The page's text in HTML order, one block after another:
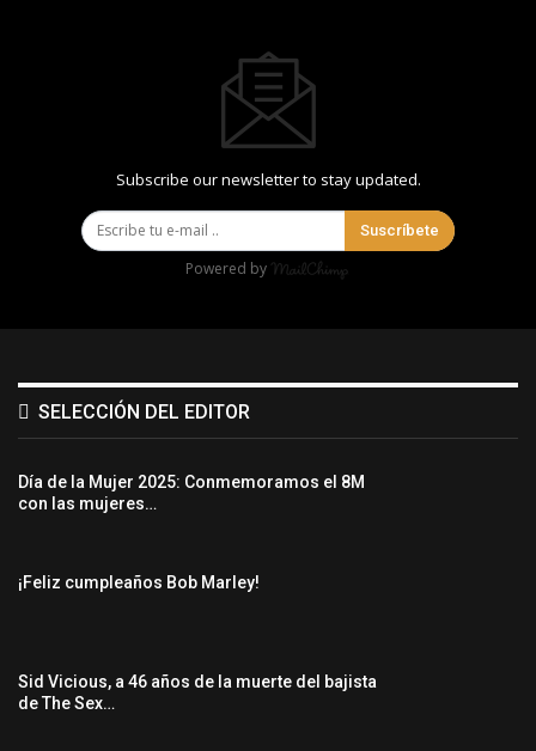
Subscribe our newsletter to stay updated.
Suscríbete
Powered by
SELECCIÓN DEL EDITOR
Día de la Mujer 2025: Conmemoramos el 8M
con las mujeres…
¡Feliz cumpleaños Bob Marley!
Sid Vicious, a 46 años de la muerte del bajista
de The Sex…